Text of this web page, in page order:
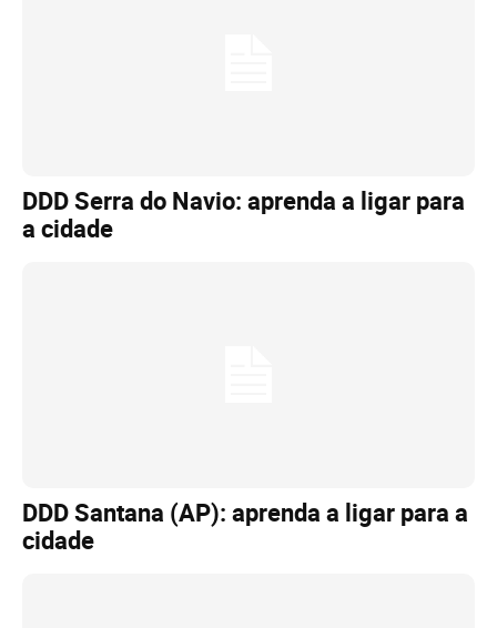
DDD Serra do Navio: aprenda a ligar para
a cidade
DDD Santana (AP): aprenda a ligar para a
cidade